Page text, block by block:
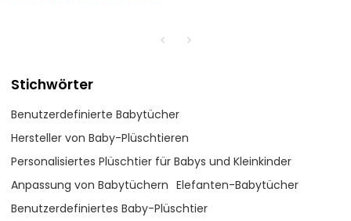
Stichwörter
Benutzerdefinierte Babytücher
Hersteller von Baby-Plüschtieren
Personalisiertes Plüschtier für Babys und Kleinkinder
Anpassung von Babytüchern Elefanten-Babytücher
Benutzerdefiniertes Baby-Plüschtier